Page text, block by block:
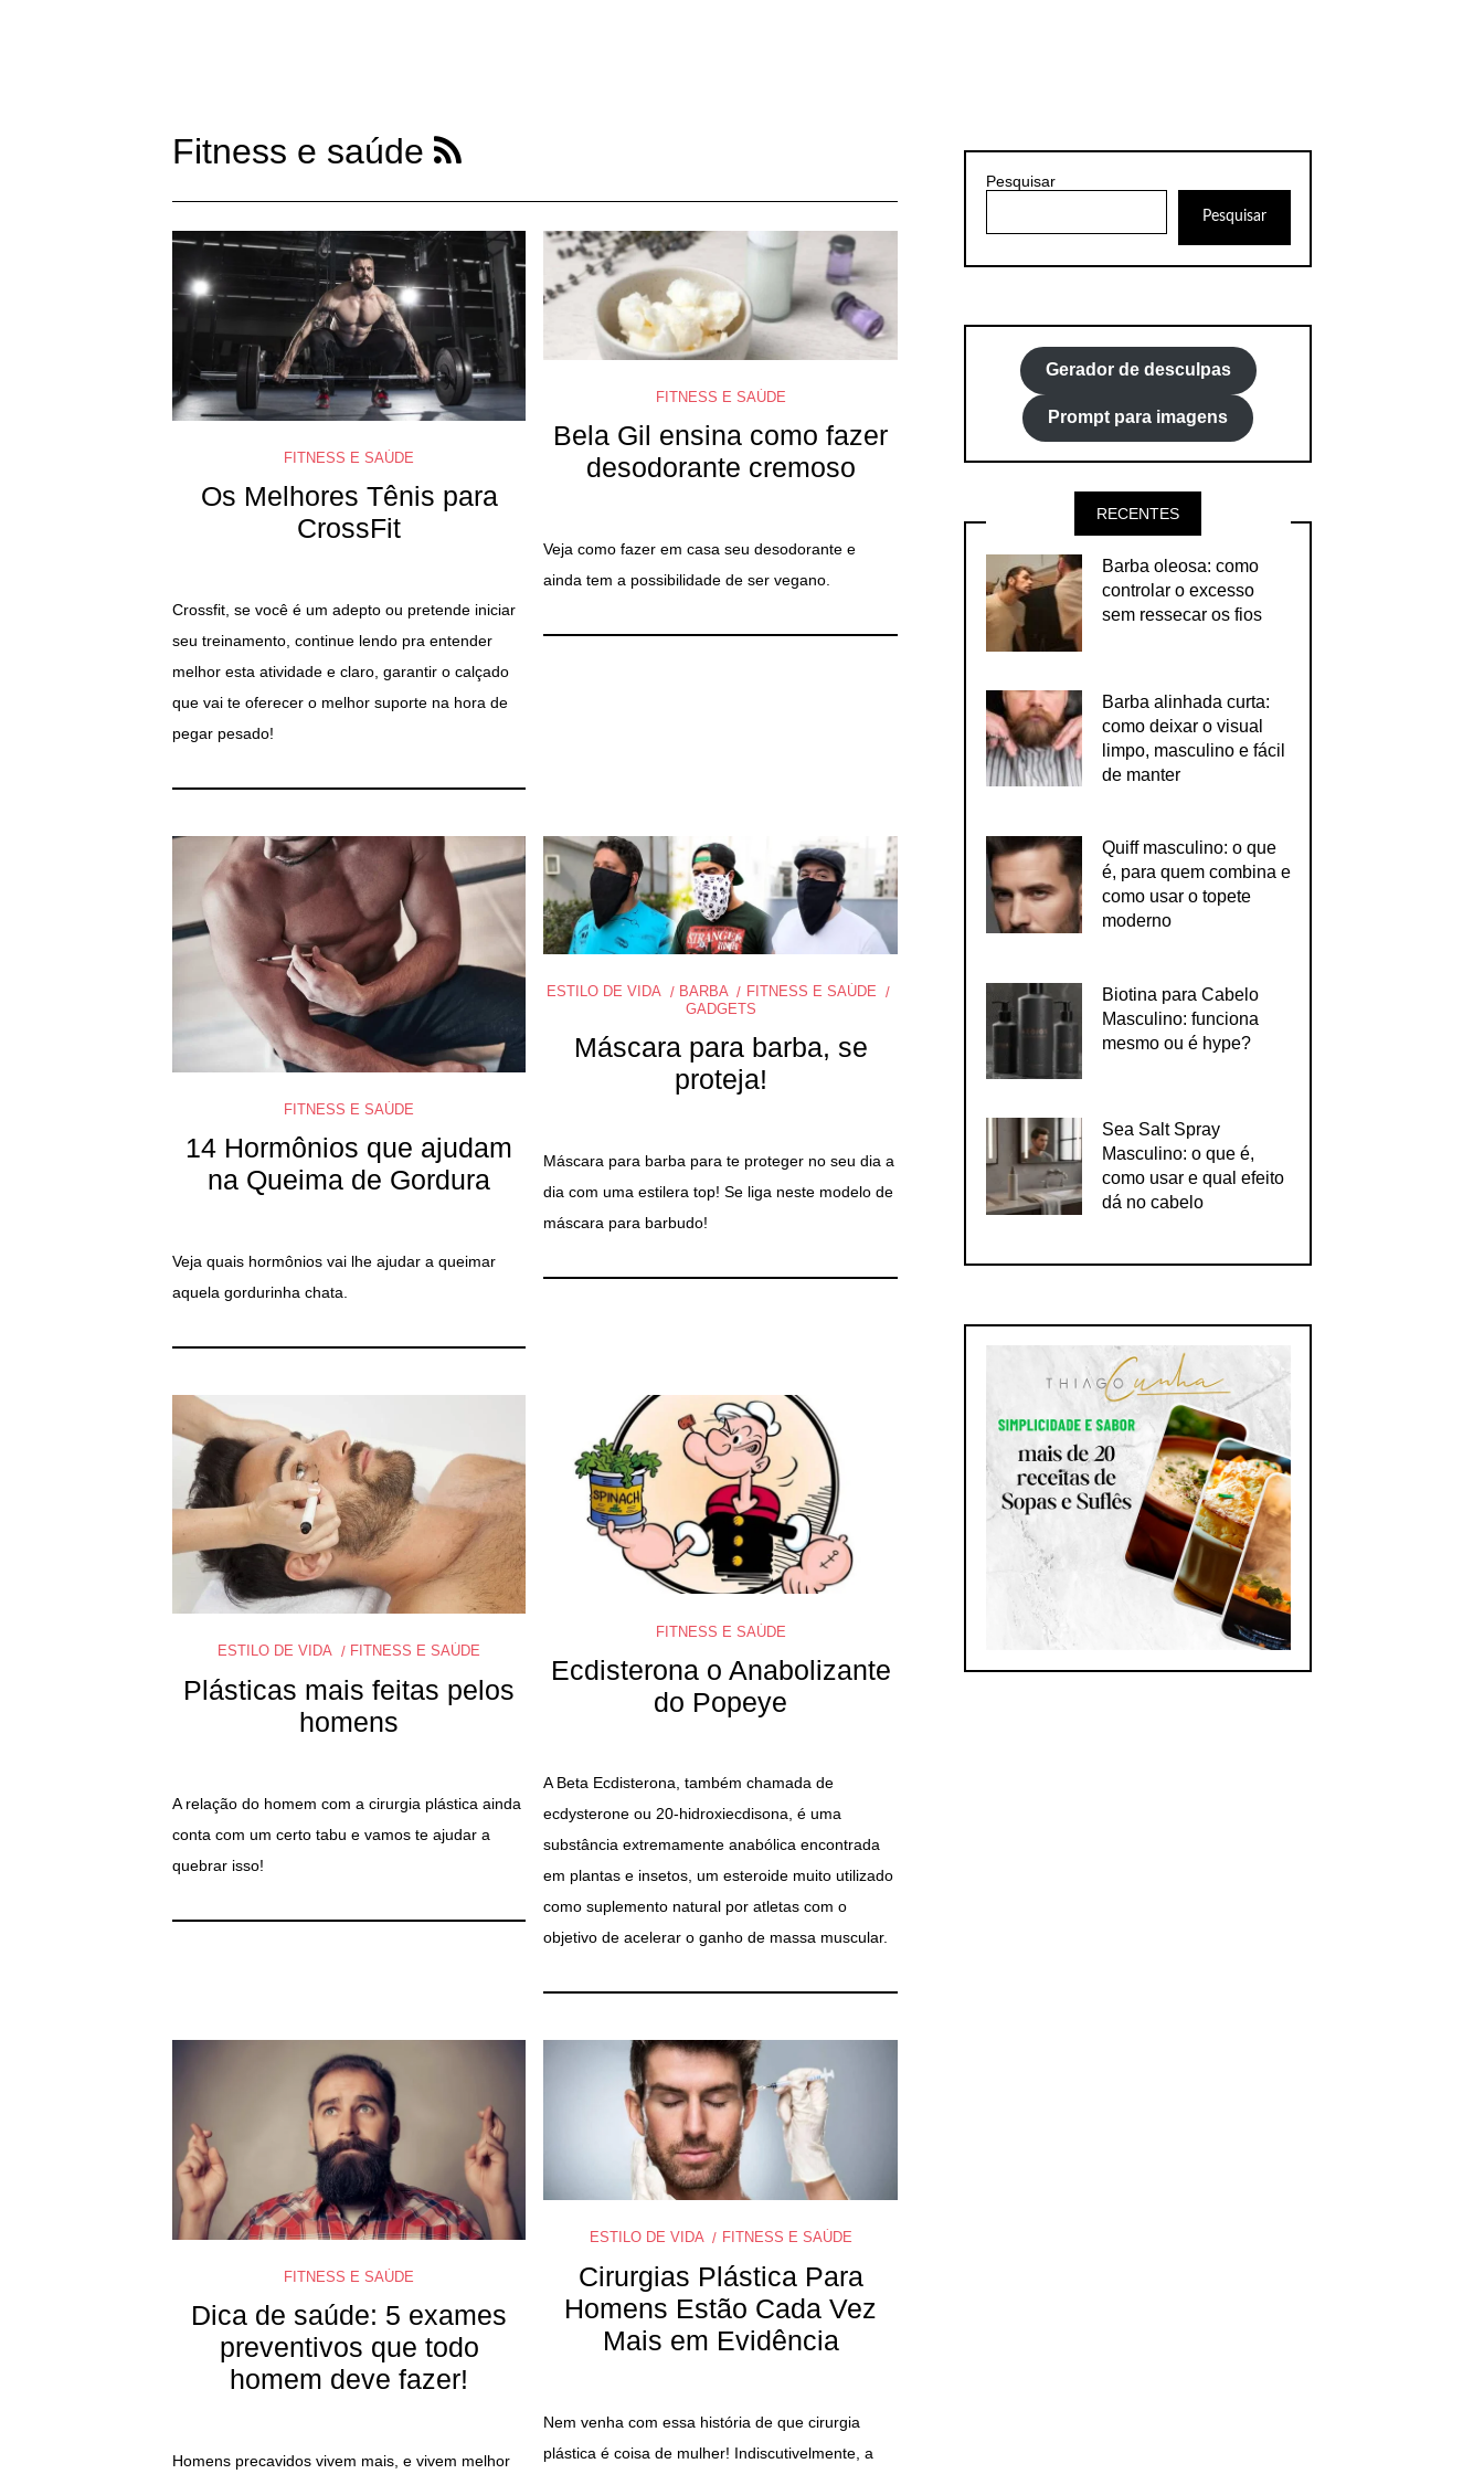
Fitness e saúde
FITNESS E SAÚDE
Os Melhores Tênis para
CrossFit
Crossfit, se você é um adepto ou pretende iniciar
seu treinamento, continue lendo pra entender
melhor esta atividade e claro, garantir o calçado
que vai te oferecer o melhor suporte na hora de
pegar pesado!
FITNESS E SAÚDE
Bela Gil ensina como fazer
desodorante cremoso
Veja como fazer em casa seu desodorante e
ainda tem a possibilidade de ser vegano.
FITNESS E SAÚDE
14 Hormônios que ajudam
na Queima de Gordura
Veja quais hormônios vai lhe ajudar a queimar
aquela gordurinha chata.
ESTILO DE VIDA BARBA
FITNESS E SAÚDE
GADGETS
Máscara para barba, se
proteja!
Máscara para barba para te proteger no seu dia a
dia com uma estilera top! Se liga neste modelo de
máscara para barbudo!
ESTILO DE VIDA FITNESS E SAÚDE
Plásticas mais feitas pelos
homens
A relação do homem com a cirurgia plástica ainda
conta com um certo tabu e vamos te ajudar a
quebrar isso!
FITNESS E SAÚDE
Ecdisterona o Anabolizante
do Popeye
A Beta Ecdisterona, também chamada de
ecdysterone ou 20-hidroxiecdisona, é uma
substância extremamente anabólica encontrada
em plantas e insetos, um esteroide muito utilizado
como suplemento natural por atletas com o
objetivo de acelerar o ganho de massa muscular.
FITNESS E SAÚDE
Dica de saúde: 5 exames
preventivos que todo
homem deve fazer!
Homens precavidos vivem mais, e vivem melhor
ESTILO DE VIDA FITNESS E SAÚDE
Cirurgias Plástica Para
Homens Estão Cada Vez
Mais em Evidência
Nem venha com essa história de que cirurgia
plástica é coisa de mulher! Indiscutivelmente, a
Pesquisar
Pesquisar
Gerador de desculpas
Prompt para imagens
RECENTES
Barba oleosa: como
controlar o excesso
sem ressecar os fios
Barba alinhada curta:
como deixar o visual
limpo, masculino e fácil
de manter
Quiff masculino: o que
é, para quem combina e
como usar o topete
moderno
Biotina para Cabelo
Masculino: funciona
mesmo ou é hype?
Sea Salt Spray
Masculino: o que é,
como usar e qual efeito
dá no cabelo